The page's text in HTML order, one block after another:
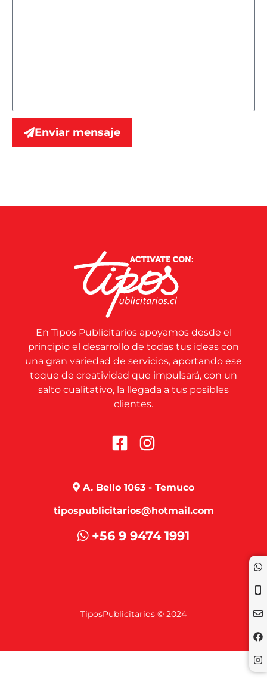
Enviar mensaje
En Tipos Publicitarios apoyamos desde el
principio el desarrollo de todas tus ideas con
una gran variedad de servicios, aportando ese
toque de creatividad que impulsará, con un
salto cualitativo, la llegada a tus posibles
clientes.
A. Bello 1063 - Temuco
tipospublicitarios@hotmail.com
+56 9 9474 1991
TiposPublicitarios © 2024